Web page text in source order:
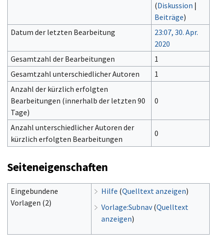
(Diskussion |
Beiträge)
Datum der letzten Bearbeitung
23:07, 30. Apr.
2020
Gesamtzahl der Bearbeitungen
1
Gesamtzahl unterschiedlicher Autoren
1
Anzahl der kürzlich erfolgten
Bearbeitungen (innerhalb der letzten 90
Tage)
0
Anzahl unterschiedlicher Autoren der
kürzlich erfolgten Bearbeitungen
0
Seiteneigenschaften
Eingebundene
Vorlagen (2)
Hilfe (Quelltext anzeigen)
Vorlage:Subnav(Quelltext
anzeigen)